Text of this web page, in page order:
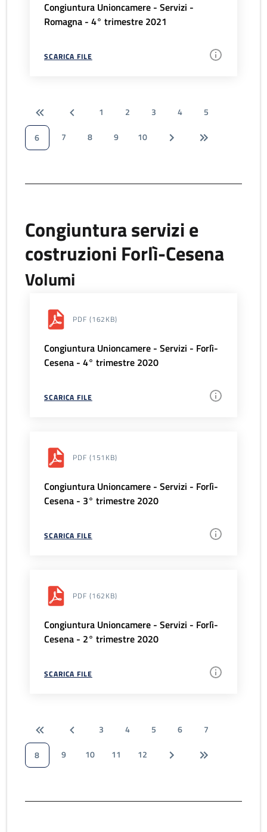
Congiuntura Unioncamere - Servizi -
Romagna - 4° trimestre 2021
SCARICA FILE
1 2 3 4
5
6
7 8 9 10
Congiuntura servizi e
costruzioni Forlì-Cesena
Volumi
PDF (162KB)
Congiuntura Unioncamere - Servizi - Forlì-
Cesena - 4° trimestre 2020
SCARICA FILE
PDF (151KB)
Congiuntura Unioncamere - Servizi - Forlì-
Cesena - 3° trimestre 2020
SCARICA FILE
PDF (162KB)
Congiuntura Unioncamere - Servizi - Forlì-
Cesena - 2° trimestre 2020
SCARICA FILE
3 4 5 6
7
8
9 10 11 12